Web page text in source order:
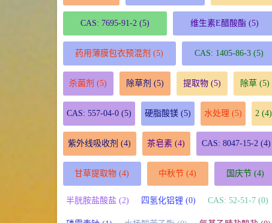
CAS: 7695-91-2(5) 维生素E醋酸酯(5)
药用薄膜包衣预混剂 (5) CAS: 1405-86-3(5)
杀菌剂 (5) 除草剂 (5) 提取物(5) 除草(5)
CAS: 557-04-0(5) 硬脂酸镁(5) 水处理 (5) 2 (4)
紫外线吸收剂 (4) 茶皂素 (4) CAS: 8047-15-2(4)
甘草提取物 (4) 中秋节 (4) 国庆节(4)
半胱胺盐酸盐 (2) 四氢化铝锂 (0) CAS: 52-51-7 (0)